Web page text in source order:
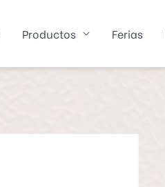
Productos Ferias